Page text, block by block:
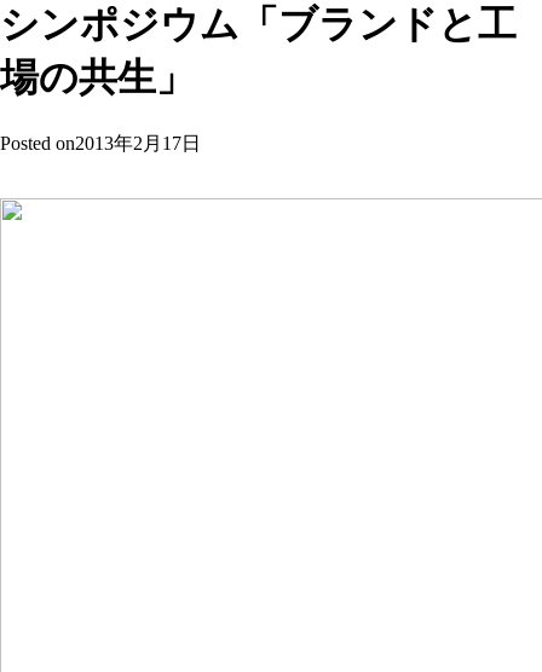
シンポジウム「ブランドと工
場の共生」
Posted on2013年2月17日